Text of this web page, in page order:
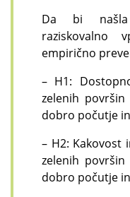
Da bi našla
raziskovalno
empirično
– H1:
zelenih
dobro počutje
– H2: Kakovost
zelenih
dobro počutje